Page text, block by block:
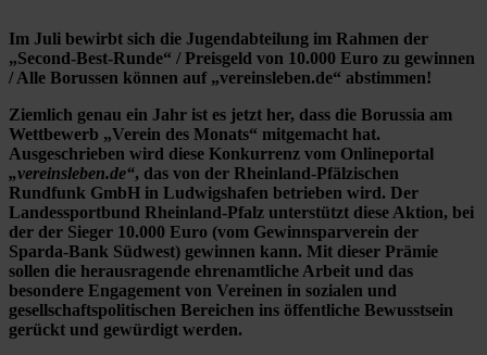
Im Juli bewirbt sich die Jugendabteilung im Rahmen der
„Second-Best-Runde“ / Preisgeld von 10.000 Euro zu gewinnen
/ Alle Borussen können auf „vereinsleben.de“ abstimmen!
Ziemlich genau ein Jahr ist es jetzt her, dass die Borussia am
Wettbewerb „Verein des Monats“ mitgemacht hat.
Ausgeschrieben wird diese Konkurrenz vom Onlineportal
„vereinsleben.de“, das von der Rheinland-Pfälzischen
Rundfunk GmbH in Ludwigshafen betrieben wird. Der
Landessportbund Rheinland-Pfalz unterstützt diese Aktion, bei
der der Sieger 10.000 Euro (vom Gewinnsparverein der
Sparda-Bank Südwest) gewinnen kann. Mit dieser Prämie
sollen die herausragende ehrenamtliche Arbeit und das
besondere Engagement von Vereinen in sozialen und
gesellschaftspolitischen Bereichen ins öffentliche Bewusstsein
gerückt und gewürdigt werden.